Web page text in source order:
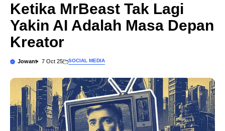
Ketika MrBeast Tak Lagi
Yakin AI Adalah Masa Depan
Kreator
Jowant 7 Oct 25 SOCIAL MEDIA